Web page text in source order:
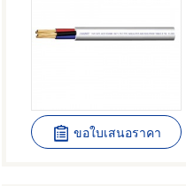
ขอใบเสนอราคา